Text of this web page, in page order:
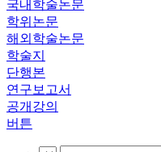
국내학술논문
학위논문
해외학술논문
학술지
단행본
연구보고서
공개강의
버튼